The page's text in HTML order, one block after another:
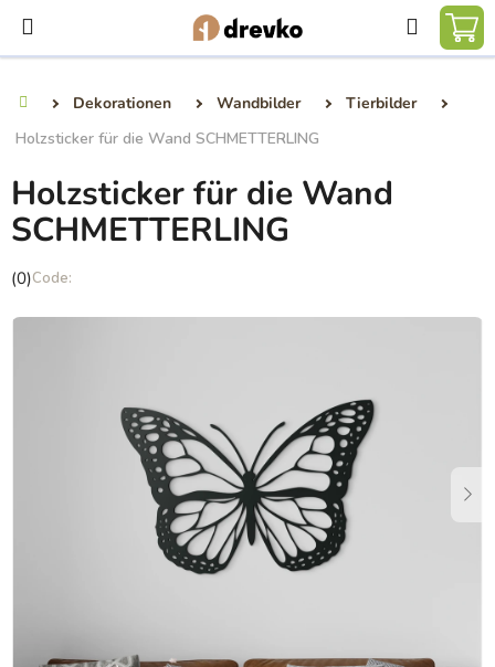
Inhalt
springen
Suchen
Dekorationen Wandbilder
Tierbilder
Holzsticker für die Wand SCHMETTERLING
Holzsticker für die Wand
SCHMETTERLING
Die
Produktbewertung
(0)